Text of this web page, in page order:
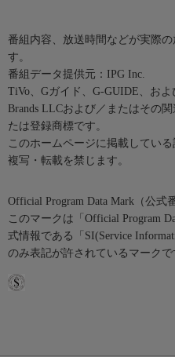
番組内容、放送時間などが実際
す。
番組データ提供元：IPG Inc.
TiVo、Gガイド、G-GUIDE、お
Brands LLCおよび／またはその
たは登録商標です。
このホームページに掲載してい
複写・転載を禁じます。
Official Program Data Mark（公式
このマークは「Official Program
式情報である「SI(Service
のみ表記が許されているマークで